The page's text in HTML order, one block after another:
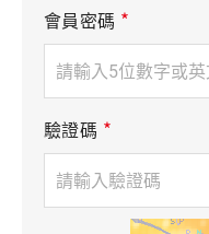
會員密碼 *
驗證碼 *